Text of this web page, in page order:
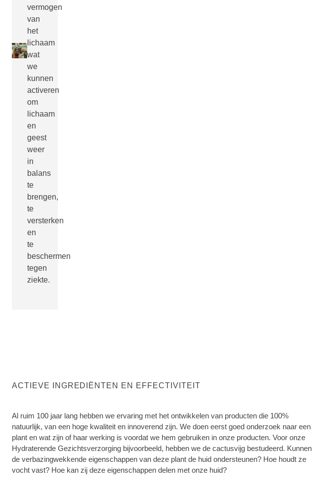
vermogen
van
het
lichaam
wat
we
kunnen
activeren
om
lichaam
en
geest
weer
in
balans
te
brengen,
te
versterken
en
te
beschermen
tegen
ziekte.
ACTIEVE INGREDIËNTEN EN EFFECTIVITEIT
Al ruim 100 jaar lang hebben we ervaring met het ontwikkelen van producten die 100%
natuurlijk, van een hoge kwaliteit en innoverend zijn. We doen eerst goed onderzoek naar een
plant en wat zijn of haar werking is voordat we hem gebruiken in onze producten. Voor onze
Hydraterende Gezichtsverzorging bijvoorbeeld, hebben we de cactusvijg bestudeerd. Kunnen
de verbazingwekkende eigenschappen van deze plant de huid ondersteunen? Hoe houdt ze
vocht vast? Hoe kan zij deze eigenschappen delen met onze huid?